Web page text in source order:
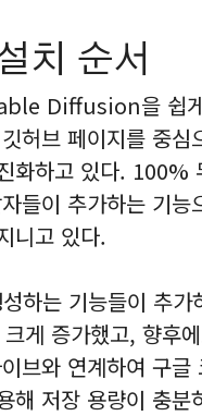
치 순서
Diffusion을 쉽
허브 페이지를 중
화하고 있다. 100%
들이 추가하는 기
니고 있다.
성하는 기능들이
게 증가했고, 향후
브와 연계하여 구
해 저장 용량이 충